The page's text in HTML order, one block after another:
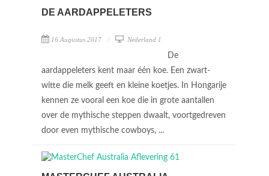
DE AARDAPPELETERS
16 Augustus 2017 Nederland 1
De
aardappeleters kent maar één koe. Een zwart-
witte die melk geeft en kleine koetjes. In Hongarije
kennen ze vooral een koe die in grote aantallen
over de mythische steppen dwaalt, voortgedreven
door even mythische cowboys, ...